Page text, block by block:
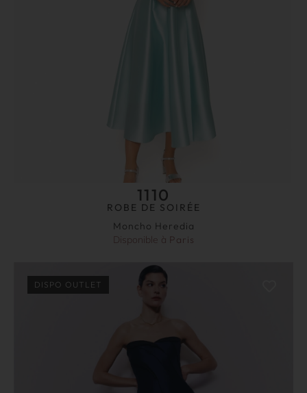
1110
ROBE DE SOIRÉE
Moncho Heredia
Disponible à Paris
DISPO OUTLET